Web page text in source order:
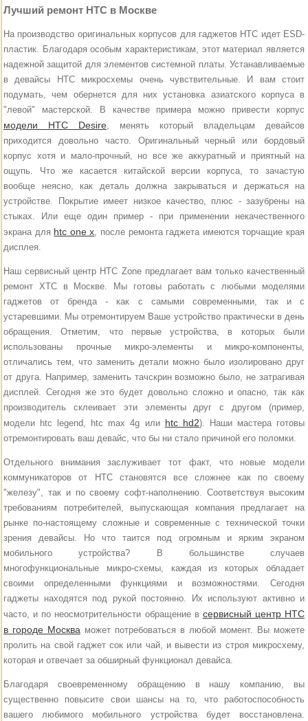
Лучший ремонт HTC в Москве
На производство оригинальных корпусов для гаджетов HTC идет ESD-
пластик. Благодаря особым характеристикам, этот материал является
надежной защитой для элементов системной платы. Устанавливаемые
в девайсы НТС микросхемы очень чувствительные. И вам стоит
подумать, чем обернется для них установка азиатского корпуса в
"левой" мастерской. В качестве примера можно привести корпус
модели HTC Desire, менять который владельцам девайсов
приходится довольно часто. Оригинальный черный или бордовый
корпус хотя и мало-прочный, но все же аккуратный и приятный на
ощупь. Что же касается китайской версии корпуса, то зачастую
вообще неясно, как деталь должна закрываться и держаться на
устройстве. Покрытие имеет низкое качество, плюс - зазубрены на
стыках. Или еще один пример - при применении некачественного
экрана для htc one x, после ремонта гаджета имеются торчащие края
дисплея.
Наш сервисный центр HTC Zone предлагает вам только качественный
ремонт ХТС в Москве. Мы готовы работать с любыми моделями
гаджетов от бренда - как с самыми современными, так и с
устаревшими. Мы отремонтируем Ваше устройство практически в день
обращения. Отметим, что первые устройства, в которых были
использованы прочные микро-элементы и микро-компоненты,
отличались тем, что заменить детали можно было изолировано друг
от друга. Например, заменить тачскрин возможно было, не затрагивая
дисплей. Сегодня же это будет довольно сложно и опасно, так как
производитель склеивает эти элементы друг с другом (пример,
модели htc legend, htc max 4g или htc hd2). Наши мастера готовы
отремонтировать ваш девайс, что бы ни стало причиной его поломки.
Отдельного внимания заслуживает тот факт, что новые модели
коммуникаторов от НТС становятся все сложнее как по своему
"железу", так и по своему софт-наполнению. Соответствуя высоким
требованиям потребителей, выпускающая компания предлагает на
рынке по-настоящему сложные и современные с технической точки
зрения девайсы. Но что таится под огромным и ярким экраном
мобильного устройства? В большинстве случаев
многофункциональные микро-схемы, каждая из которых обладает
своими определенными функциями и возможностями. Сегодня
гаджеты находятся под рукой постоянно. Их используют активно и
часто, и по неосмотрительности обращение в сервисный центр HTC
в городе Москва может потребоваться в любой момент. Вы можете
пролить на свой гаджет сок или чай, и вывести из строя микросхему,
которая и отвечает за обширный функционал девайса.
Благодаря своевременному обращению в нашу компанию, вы
существенно повысите свои шансы на то, что работоспособность
вашего любимого мобильного устройства будет восстановлена.